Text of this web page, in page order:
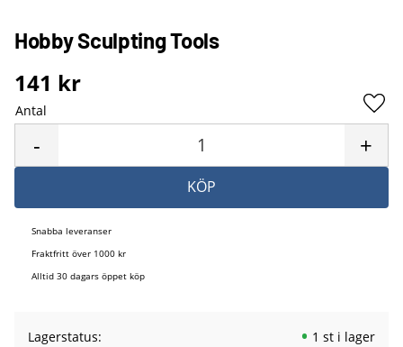
Hobby Sculpting Tools
141 kr
Antal
+
-
KÖP
Snabba leveranser
Fraktfritt över 1000 kr
Alltid 30 dagars öppet köp
Lagerstatus
1 st i lager